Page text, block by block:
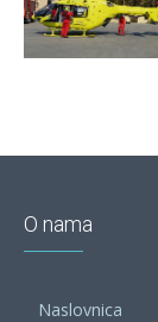
O nama
Naslovnica